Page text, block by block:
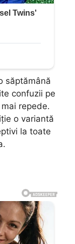
săptămână
confuzii pe
repede.
o variantă
la toate